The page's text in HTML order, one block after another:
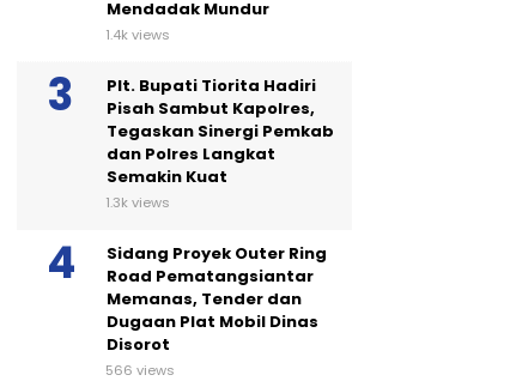
Mendadak Mundur
1.4k views
Plt. Bupati Tiorita Hadiri
Pisah Sambut Kapolres,
Tegaskan Sinergi Pemkab
dan Polres Langkat
Semakin Kuat
1.3k views
Sidang Proyek Outer Ring
Road Pematangsiantar
Memanas, Tender dan
Dugaan Plat Mobil Dinas
Disorot
566 views